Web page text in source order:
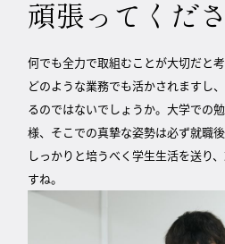
頑張ってくだ
何でも全力で取組むことが大切だと
どのような業務でも活かされますし
るのではないでしょうか。大学での
様、そこでの真摯な姿勢は必ず就職
しっかりと培うべく学生生活を送り
すね。